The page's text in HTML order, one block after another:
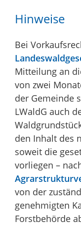
Hinweise
Bei
Mitteilung an
von zwei
der Gemeinde
LWaldG auch
den Inhalt des
soweit die
vorliegen –
von der
genehmigten
Forstbehörde